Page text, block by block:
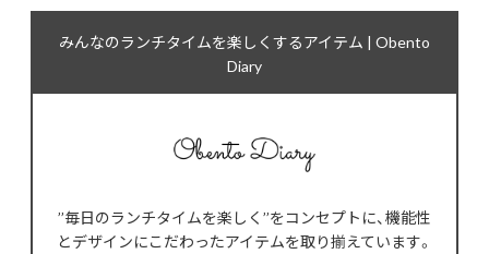
みんなのランチタイムを楽しくするアイテム | Obento
Diary
’’毎日のランチタイムを楽しく’’をコンセプトに、機能性
とデザインにこだわったアイテムを取り揃えています。